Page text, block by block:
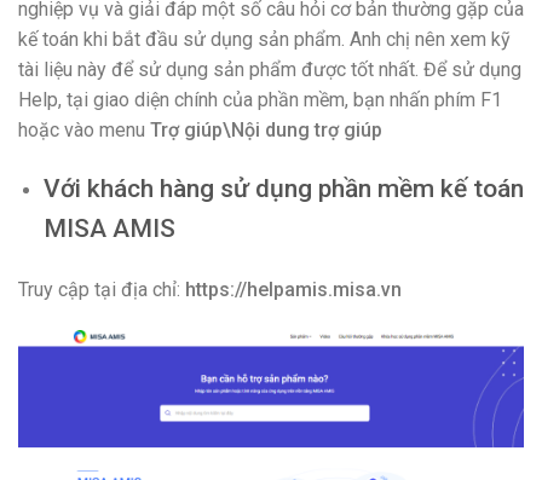
nghiệp vụ và giải đáp một số câu hỏi cơ bản thường gặp của
kế toán khi bắt đầu sử dụng sản phẩm. Anh chị nên xem kỹ
tài liệu này để sử dụng sản phẩm được tốt nhất. Để sử dụng
Help, tại giao diện chính của phần mềm, bạn nhấn phím F1
hoặc vào menu Trợ giúp\Nội dung trợ giúp
Với khách hàng sử dụng phần mềm kế toán
MISA AMIS
Truy cập tại địa chỉ: https://helpamis.misa.vn